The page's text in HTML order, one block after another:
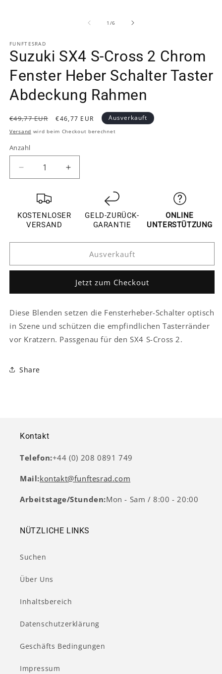
1 /von
6
FUNFTESRAD
Suzuki SX4 S-Cross 2 Chrom
Fenster Heber Schalter Taster
Abdeckung Rahmen
Normaler
Preis
€49,77 EUR Verkaufspreis
€46,77 EUR Ausverkauft
Versand wird beim Checkout berechnet
Anzahl
Verringere
die
Menge
Suzuki
SX4
Cross
Chrom
Schalter
Abdeckung
Rahmen
Erhöhe
die
Suzuki
Cross
Chrom
Heber
Schalter
Abdeckung
Rahmen
KOSTENLOSER
VERSAND
GELD-ZURÜCK-
GARANTIE
ONLINE
UNTERSTÜTZUNG
Ausverkauft
Jetzt zum Checkout
Diese Blenden setzen die Fensterheber-Schalter optisch
in Szene und schützen die empfindlichen Tasterränder
vor Kratzern. Passgenau für den SX4 S-Cross 2.
Share
Kontakt
Telefon:+44 (0) 208 0891 749
Mail:kontakt@funftesrad.com
Arbeitstage/Stunden:Mon - Sam / 8:00 - 20:00
NÜTZLICHE LINKS
Suchen
Über Uns
Inhaltsbereich
Datenschutzerklärung
Geschäfts Bedingungen
Impressum